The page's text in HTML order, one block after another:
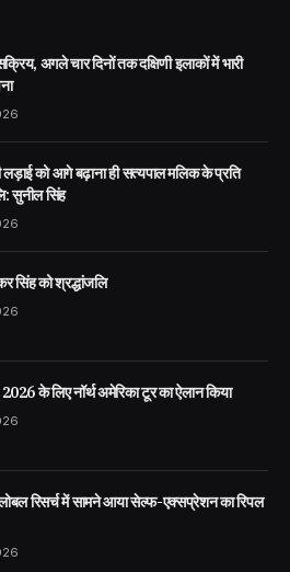
अगले चार दिनों तक दक्षिणी इलाकों में भारी
लड़ाई को आगे बढ़ाना ही सत्यपाल मलिक के प्रति
सुनील सिंह
सिंह को श्रद्धांजलि
2026 के लिए नॉर्थ अमेरिका टूर का ऐलान किया
रिसर्च में सामने आया सेल्फ-एक्सप्रेशन का रिपल